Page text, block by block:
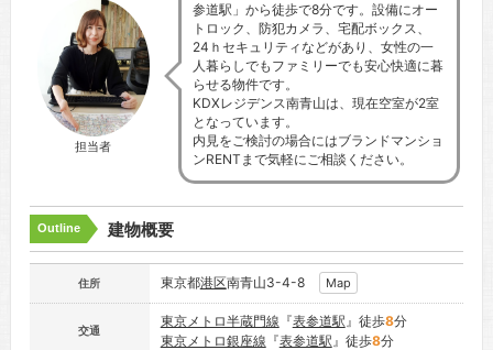
担当者
参道駅」から徒歩で8分です。設備にオー
トロック、防犯カメラ、宅配ボックス、
24ｈセキュリティなどがあり、女性の一
人暮らしでもファミリーでも安心快適に暮
らせる物件です。
KDXレジデンス南青山は、現在空室が2室
となっています。
内見をご検討の場合にはブランドマンショ
ンRENTまで気軽にご相談ください。
Outline 建物概要
住所 東京都港区南青山3-4-8 Map
交通
東京メトロ半蔵門線 『表参道駅』徒歩8分
東京メトロ銀座線 『表参道駅』徒歩8分